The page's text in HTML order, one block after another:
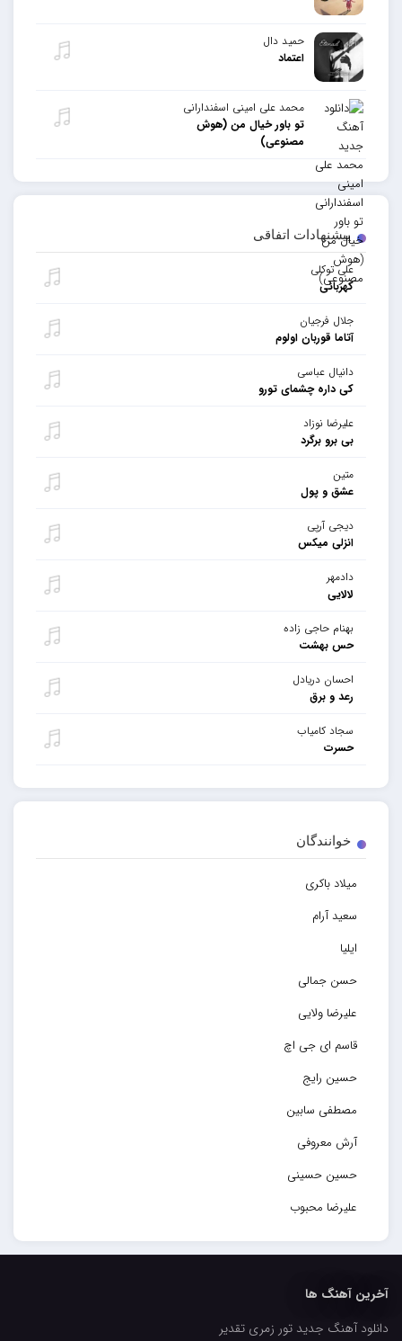
پیشنهادات اتفاقی
علی توکلی
کهربائی
جلال فرجیان
آتاما قوربان اولوم
دانیال عباسی
کی داره چشمای تورو
علیرضا نوزاد
بی برو برگرد
متین
عشق و پول
دیجی آرپی
انزلی میکس
دادمهر
لالایی
بهنام حاجی زاده
حس بهشت
احسان دریادل
رعد و برق
سجاد کامیاب
حسرت
خوانندگان
میلاد باکری
سعید آرام
ایلیا
حسن جمالی
علیرضا ولایی
قاسم ای جی اچ
حسین رایج
مصطفی سابین
آرش معروفی
حسین حسینی
علیرضا محبوب
حسین حصارکی
کاپیتان
مجید رضوی
حمید دال
اعتماد
محمد علی امینی اسفندارانی
تو باور خیال من (هوش
مصنوعی)
آخرین آهنگ ها
دانلود آهنگ جدید تور زمری تقدیر